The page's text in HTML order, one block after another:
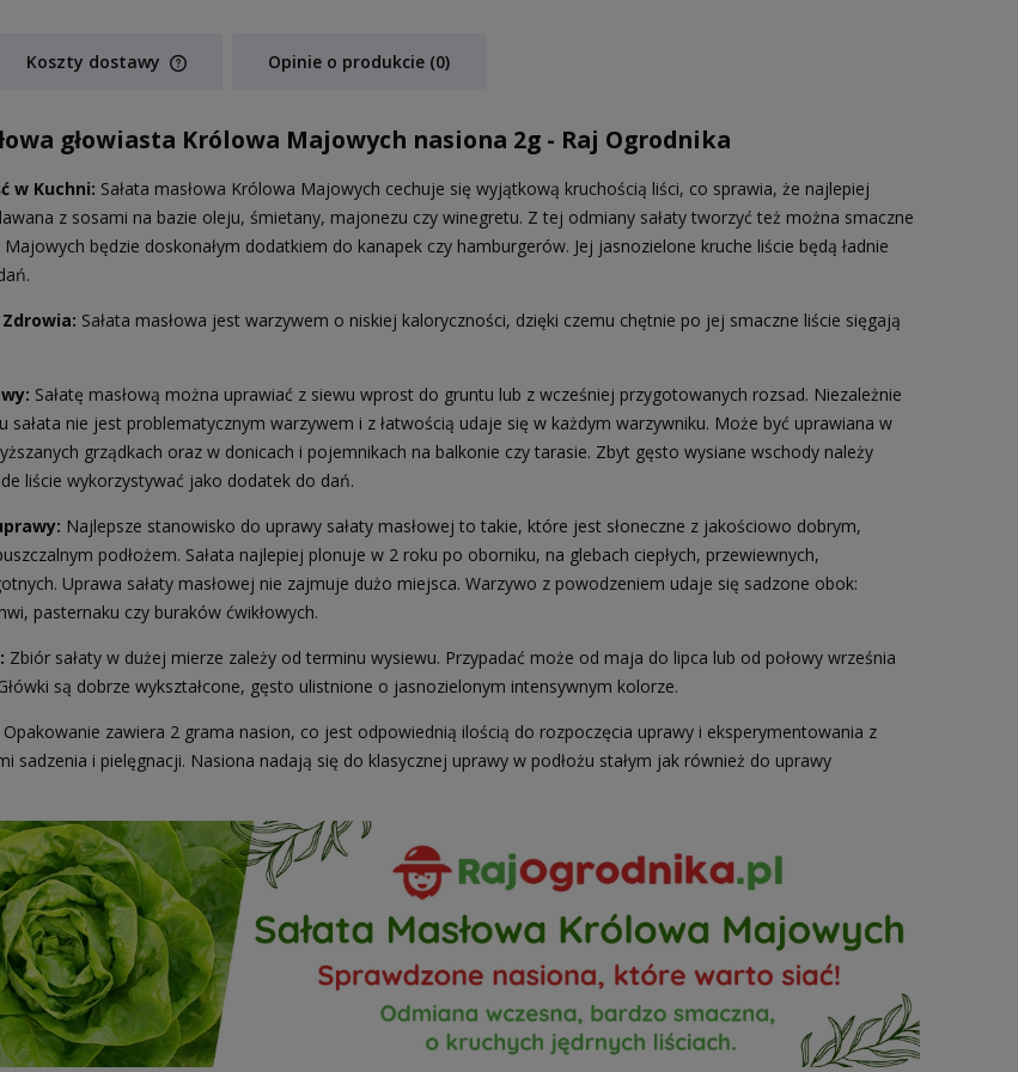
Koszty dostawy
płatności
Opinie o produkcie (0)
głowiasta Królowa Majowych nasiona 2g - Raj Ogrodnika
w Kuchni: Sałata masłowa Królowa Majowych cechuje się wyjątkową kruchością liści, co sprawia, że najlepiej
z sosami na bazie oleju, śmietany, majonezu czy winegretu. Z tej odmiany sałaty tworzyć też można smaczne
będzie doskonałym dodatkiem do kanapek czy hamburgerów. Jej jasnozielone kruche liście będą ładnie
Sałata masłowa jest warzywem o niskiej kaloryczności, dzięki czemu chętnie po jej smaczne liście sięgają
Sałatę masłową można uprawiać z siewu wprost do gruntu lub z wcześniej przygotowanych rozsad. Niezależnie
sałata nie jest problematycznym warzywem i z łatwością udaje się w każdym warzywniku. Może być uprawiana w
grządkach oraz w donicach i pojemnikach na balkonie czy tarasie. Zbyt gęsto wysiane wschody należy
liście wykorzystywać jako dodatek do dań.
Najlepsze stanowisko do uprawy sałaty masłowej to takie, które jest słoneczne z jakościowo dobrym,
podłożem. Sałata najlepiej plonuje w 2 roku po oborniku, na glebach ciepłych, przewiewnych,
Uprawa sałaty masłowej nie zajmuje dużo miejsca. Warzywo z powodzeniem udaje się sadzone obok:
pasternaku czy buraków ćwikłowych.
Zbiór sałaty w dużej mierze zależy od terminu wysiewu. Przypadać może od maja do lipca lub od połowy września
są dobrze wykształcone, gęsto ulistnione o jasnozielonym intensywnym kolorze.
Opakowanie zawiera 2 grama nasion, co jest odpowiednią ilością do rozpoczęcia uprawy i eksperymentowania z
sadzenia i pielęgnacji. Nasiona nadają się do klasycznej uprawy w podłożu stałym jak również do uprawy